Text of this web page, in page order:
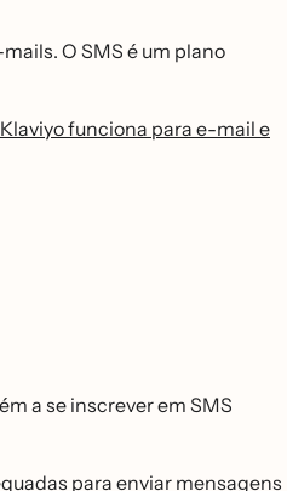
O SMS é um plano
funciona para e-mail e
a se inscrever em SMS
para enviar mensagens